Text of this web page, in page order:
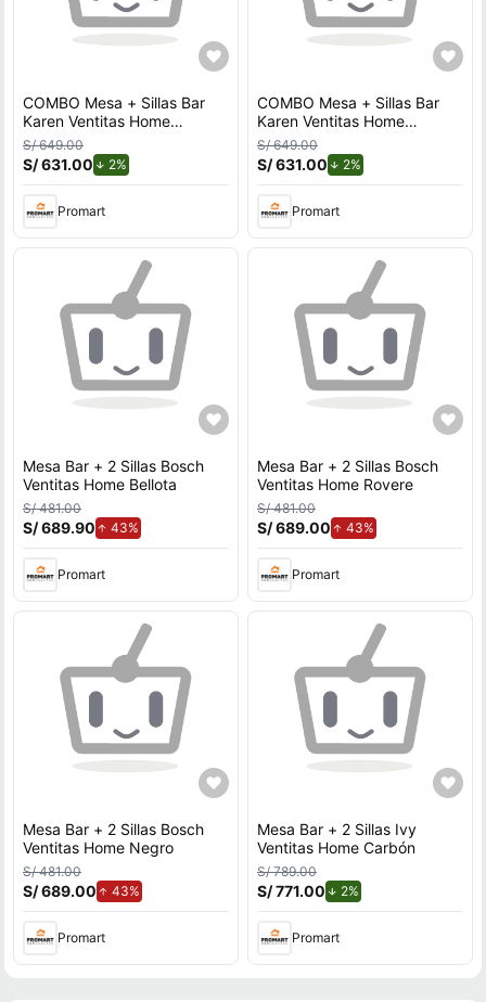
COMBO Mesa + Sillas Bar
Karen Ventitas Home
Caramelo y Negro
S/ 649.00
S/ 631.00 2%
Promart
COMBO Mesa + Sillas Bar
Karen Ventitas Home
Caramelo y Blanco
S/ 649.00
S/ 631.00 2%de descuento.
Promart
Mesa Bar + 2 Sillas Bosch
Ventitas Home Bellota
S/ 481.00
S/ 689.90 43%
Promart
Mesa Bar + 2 Sillas Bosch
Ventitas Home Rovere
S/ 481.00
S/ 689.00 43%de aumento.
Promart
Mesa Bar + 2 Sillas Bosch
Ventitas Home Negro
S/ 481.00
S/ 689.00 43%
Promart
Mesa Bar + 2 Sillas Ivy
Ventitas Home Carbón
S/ 789.00
S/ 771.00 2%de descuento.
Promart